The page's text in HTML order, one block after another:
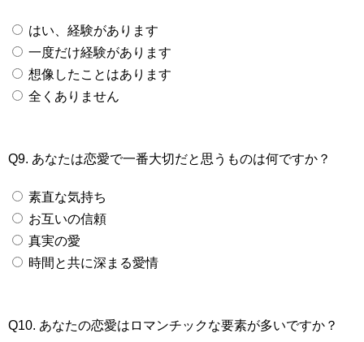
はい、経験があります
一度だけ経験があります
想像したことはあります
全くありません
Q9. あなたは恋愛で一番大切だと思うものは何ですか？
素直な気持ち
お互いの信頼
真実の愛
時間と共に深まる愛情
Q10. あなたの恋愛はロマンチックな要素が多いですか？